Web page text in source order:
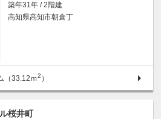
築年31年 / 2階建
高知県高知市朝倉丁
（33.12ｍ2 ）
桜井町